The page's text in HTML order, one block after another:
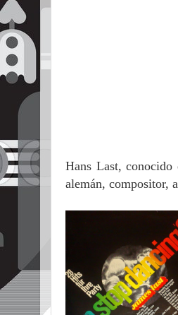
Hans Last,
alemán, compositor,